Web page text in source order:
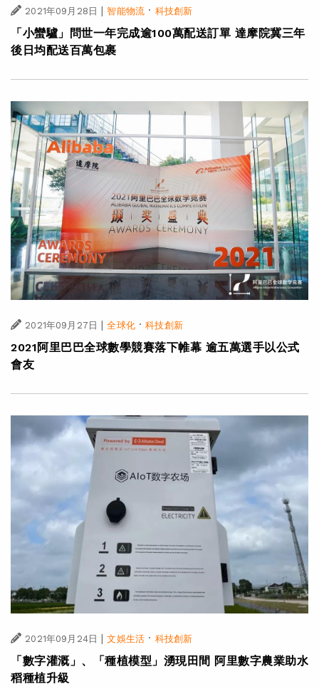
2021年09月28日 | 智能物流 · 科技創新
「小蠻驢」問世一年完成逾100萬配送訂單 達摩院冀三年
後日均配送百萬包裹
2021年09月27日 | 全球化·科技創新
2021阿里巴巴全球數學競賽落下帷幕 逾五萬選手以公式
會友
2021年09月24日 | 文娛生活 · 科技創新
「數字灌溉」、「種植模型」湧現田間 阿里數字農業助水
稻種植升級